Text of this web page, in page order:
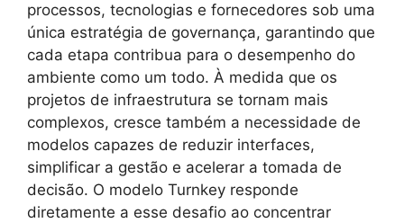
processos, tecnologias e fornecedores sob uma
única estratégia de governança, garantindo que
cada etapa contribua para o desempenho do
ambiente como um todo. À medida que os
projetos de infraestrutura se tornam mais
complexos, cresce também a necessidade de
modelos capazes de reduzir interfaces,
simplificar a gestão e acelerar a tomada de
decisão. O modelo Turnkey responde
diretamente a esse desafio ao concentrar